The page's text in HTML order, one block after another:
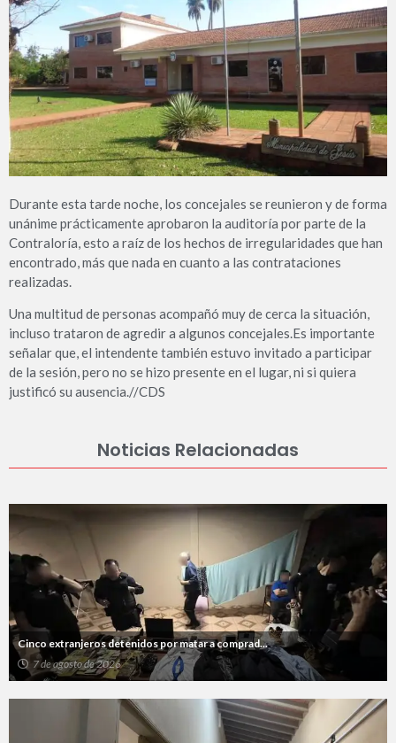
Durante esta tarde noche, los concejales se reunieron y de forma
unánime prácticamente aprobaron la auditoría por parte de la
Contraloría, esto a raíz de los hechos de irregularidades que han
encontrado, más que nada en cuanto a las contrataciones
realizadas.
Una multitud de personas acompañó muy de cerca la situación,
incluso trataron de agredir a algunos concejales.Es importante
señalar que, el intendente también estuvo invitado a participar
de la sesión, pero no se hizo presente en el lugar, ni si quiera
justificó su ausencia.//CDS
Noticias Relacionadas
Cinco extranjeros detenidos por matar a comprad...
7 de agosto de 2026